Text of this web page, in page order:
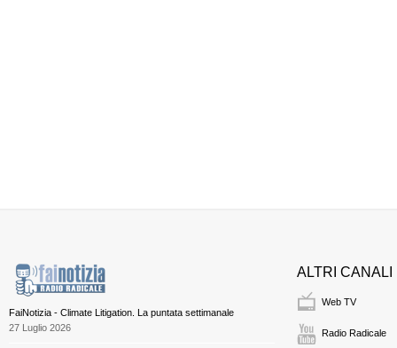
FaiNotizia - Climate Litigation. La puntata settimanale
27 Luglio 2026
ALTRI CANALI
Web TV
Radio Radicale